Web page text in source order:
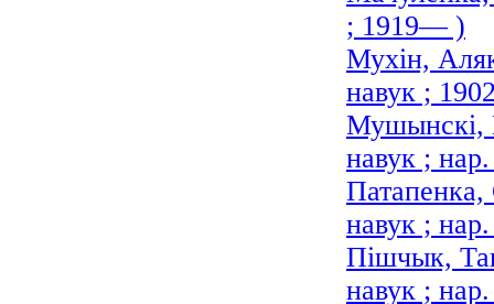
; 1919— )
Мухін,
навук ;
Мушынскі,
навук ;
Патапенка,
навук ;
Пішчык,
навук ;